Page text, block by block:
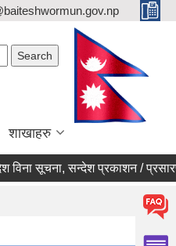
शाखाहरु
सूचना, सन्देश प्रकाशन / प्रसारण